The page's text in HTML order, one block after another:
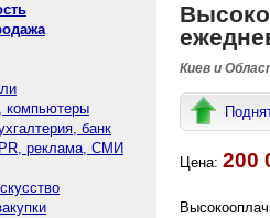
компьютеры
банк
PR, реклама, СМИ
Киев и
Цена: 200